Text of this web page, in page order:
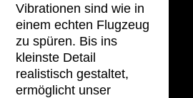
Vibrationen sind wie in
einem echten Flugzeug
zu spüren. Bis ins
kleinste Detail
realistisch gestaltet,
ermöglicht unser